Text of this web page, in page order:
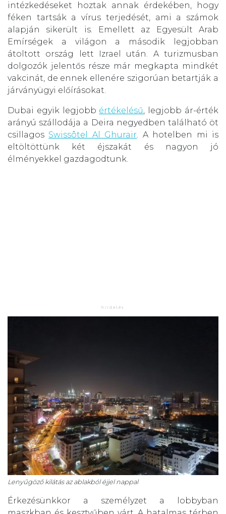
intézkedéseket hoztak annak érdekében, hogy
féken tartsák a vírus terjedését, ami a számok
alapján sikerült is. Emellett az Egyesült Arab
Emírségek a világon a második legjobban
átoltott ország lett Izrael után. A turizmusban
dolgozók jelentős része már megkapta mindkét
vakcinát, de ennek ellenére szigorúan betartják a
járványügyi előírásokat.
Dubai egyik legjobb értékelésű, legjobb ár-érték
arányú szállodája a Deira negyedben található öt
csillagos Swissôtel Al Ghurair. A hotelben mi is
eltöltöttünk két éjszakát és nagyon jó
élményekkel gazdagodtunk.
Lenyűgöző kilátás az ablakból éjjel nappal
Érkezésünkkor a személyzet a lobbyban